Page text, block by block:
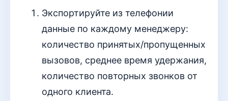
Экспортируйте из телефонии
данные по каждому менеджеру:
количество принятых/пропущенных
вызовов, среднее время удержания,
количество повторных звонков от
одного клиента.